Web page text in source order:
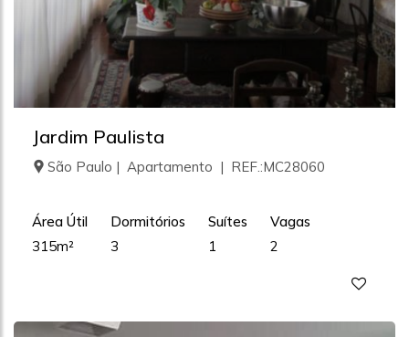
Jardim Paulista
São Paulo | Apartamento | REF.:MC28060
Área Útil
315m²
Dormitórios
3
Suítes
1
Vagas
2